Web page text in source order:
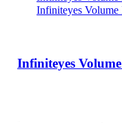
ریمل حجم دهنده Celebrities مدل Infiniteyes Volume